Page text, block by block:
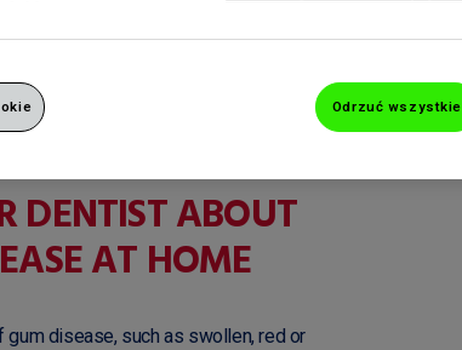
DENTIST ABOUT
AT HOME
disease, such as swollen, red or
Odrzuć wszystkie